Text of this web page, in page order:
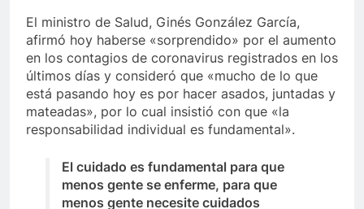
El ministro de Salud, Ginés González García,
afirmó hoy haberse «sorprendido» por el aumento
en los contagios de coronavirus registrados en los
últimos días y consideró que «mucho de lo que
está pasando hoy es por hacer asados, juntadas y
mateadas», por lo cual insistió con que «la
responsabilidad individual es fundamental».
El cuidado es fundamental para que
menos gente se enferme, para que
menos gente necesite cuidados